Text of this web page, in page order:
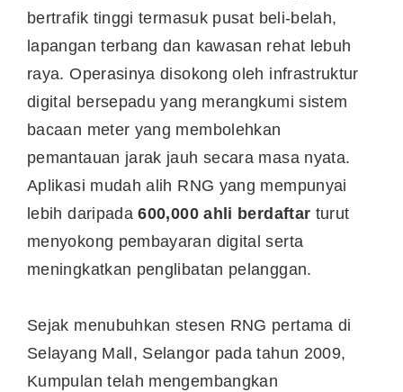
bertrafik tinggi termasuk pusat beli-belah,
lapangan terbang dan kawasan rehat lebuh
raya. Operasinya disokong oleh infrastruktur
digital bersepadu yang merangkumi sistem
bacaan meter yang membolehkan
pemantauan jarak jauh secara masa nyata.
Aplikasi mudah alih RNG yang mempunyai
lebih daripada600,000 ahli berdaftar turut
menyokong pembayaran digital serta
meningkatkan penglibatan pelanggan.
Sejak menubuhkan stesen RNG pertama di
Selayang Mall, Selangor pada tahun 2009,
Kumpulan telah mengembangkan